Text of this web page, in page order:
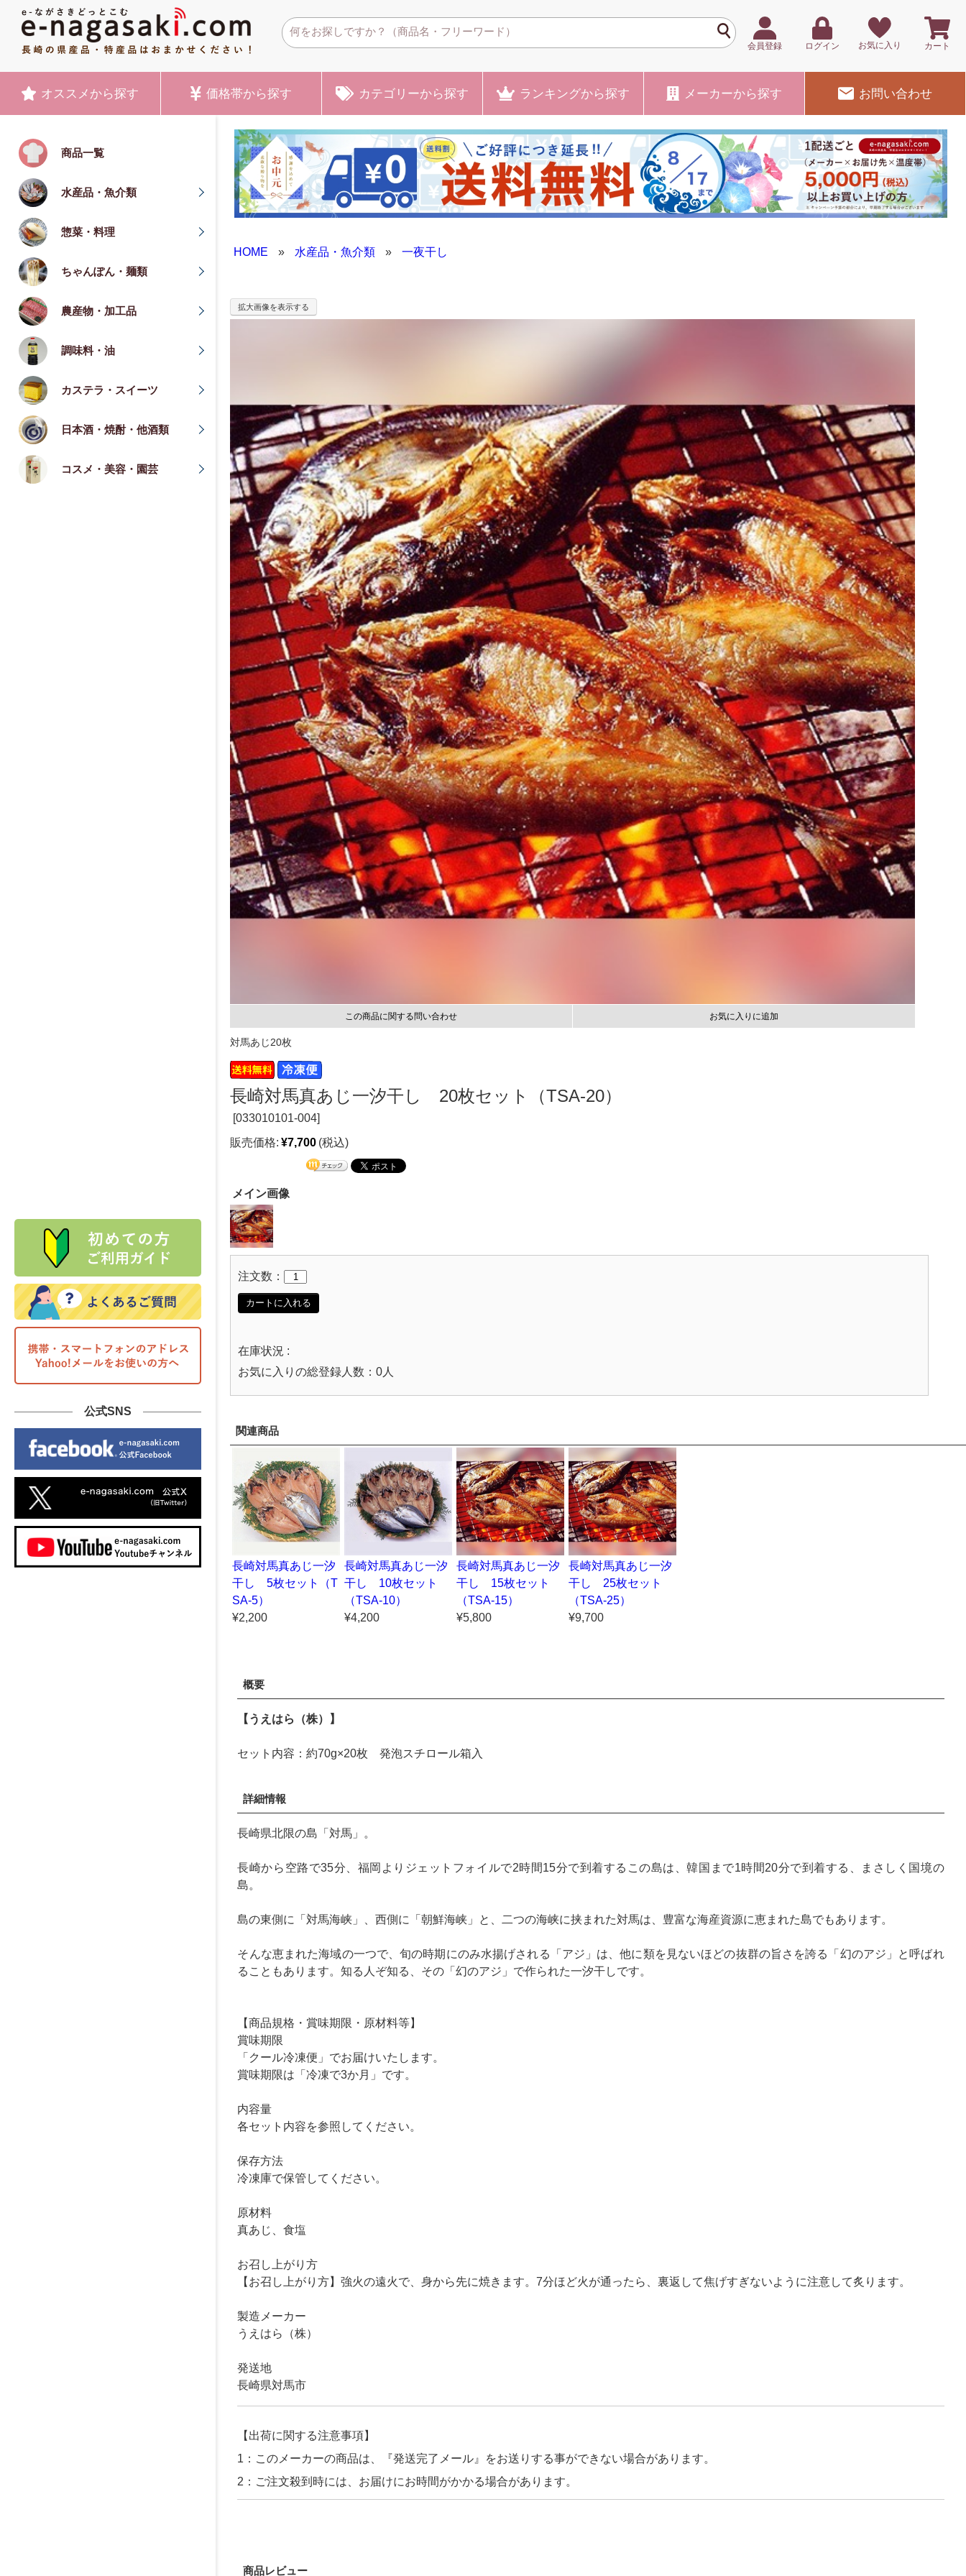
会員登録 ログイン お気に入り カート
オススメ から探す 価格帯から探す カテゴリーから探す ランキングから探す メーカーから探す お問い合わせ
商品一覧
水産品・魚介類
惣菜・料理
ちゃんぽん・麺類
農産物・加工品
調味料・油
カステラ・スイーツ
日本酒・焼酎・他酒類
コスメ・美容・園芸
公式SNS
HOME » 水産品・魚介類 » 一夜干し
拡大画像を表示する
この商品に関する問い合わせ お気に入りに追加
対馬あじ20枚
長崎対馬真あじ一汐干し 20枚セット（TSA-20）
[033010101-004]
販売価格: ¥7,700 (税込)
メイン画像
注文数：
カートに入れる
在庫状況 :
お気に入りの総登録人数：0人
関連商品
長崎対馬真あじ一汐
干し 5枚セット（T
SA-5）
¥2,200
長崎対馬真あじ一汐
干し 10枚セット
（TSA-10）
¥4,200
長崎対馬真あじ一汐
干し 15枚セット
（TSA-15）
¥5,800
長崎対馬真あじ一汐
干し 25枚セット
（TSA-25）
¥9,700
概要
【うえはら（株）】
セット内容：約70g×20枚 発泡スチロール箱入
詳細情報
長崎県北限の島「対馬」。
長崎から空路で35分、福岡よりジェットフォイルで2時間15分で到着するこの島は、韓国まで1時間20分で到着する、まさしく国境の
島。
島の東側に「対馬海峡」、西側に「朝鮮海峡」と、二つの海峡に挟まれた対馬は、豊富な海産資源に恵まれた島でもあります。
そんな恵まれた海域の一つで、旬の時期にのみ水揚げされる「アジ」は、他に類を見ないほどの抜群の旨さを誇る「幻のアジ」と呼ばれ
ることもあります。知る人ぞ知る、その「幻のアジ」で作られた一汐干しです。
【商品規格・賞味期限・原材料等】
賞味期限
「クール冷凍便」でお届けいたします。
賞味期限は「冷凍で3か月」です。
内容量
各セット内容を参照してください。
保存方法
冷凍庫で保管してください。
原材料
真あじ、食塩
お召し上がり方
【お召し上がり方】強火の遠火で、身から先に焼きます。7分ほど火が通ったら、裏返して焦げすぎないように注意して炙ります。
製造メーカー
うえはら（株）
発送地
長崎県対馬市
【出荷に関する注意事項】
1：このメーカーの商品は、『発送完了メール』をお送りする事ができない場合があります。
2：ご注文殺到時には、お届けにお時間がかかる場合があります。
商品レビュー